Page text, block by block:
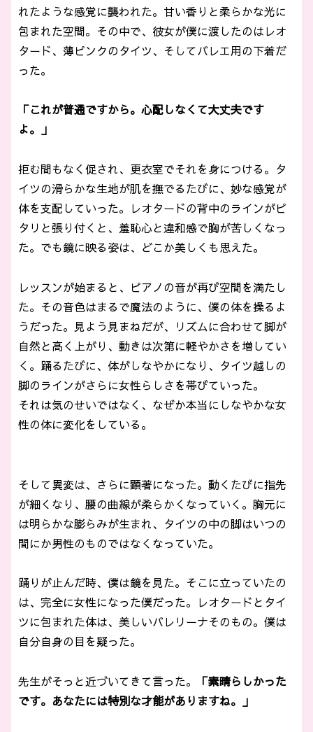
れたような感覚に襲われた。甘い香りと柔らかな光に
包まれた空間。その中で、彼女が僕に渡したのはレオ
タード、薄ピンクのタイツ、そしてバレエ用の下着だ
った。
「これが普通ですから。心配しなくて大丈夫です
よ。」
拒む間もなく促され、更衣室でそれを身につける。タ
イツの滑らかな生地が肌を撫でるたびに、妙な感覚が
体を支配していった。レオタードの背中のラインがピ
タリと張り付くと、羞恥心と違和感で胸が苦しくなっ
た。でも鏡に映る姿は、どこか美しくも思えた。
レッスンが始まると、ピアノの音が再び空間を満たし
た。その音色はまるで魔法のように、僕の体を操るよ
うだった。見よう見まねだが、リズムに合わせて脚が
自然と高く上がり、動きは次第に軽やかさを増してい
く。踊るたびに、体がしなやかになり、タイツ越しの
脚のラインがさらに女性らしさを帯びていった。
それは気のせいではなく、なぜか本当にしなやかな女
性の体に変化をしている。
そして異変は、さらに顕著になった。動くたびに指先
が細くなり、腰の曲線が柔らかくなっていく。胸元に
は明らかな膨らみが生まれ、タイツの中の脚はいつの
間にか男性のものではなくなっていた。
踊りが止んだ時、僕は鏡を見た。そこに立っていたの
は、完全に女性になった僕だった。レオタードとタイ
ツに包まれた体は、美しいバレリーナそのもの。僕は
自分自身の目を疑った。
先生がそっと近づいてきて言った。
「素晴らしかった
です。あなたには特別な才能がありますね。」